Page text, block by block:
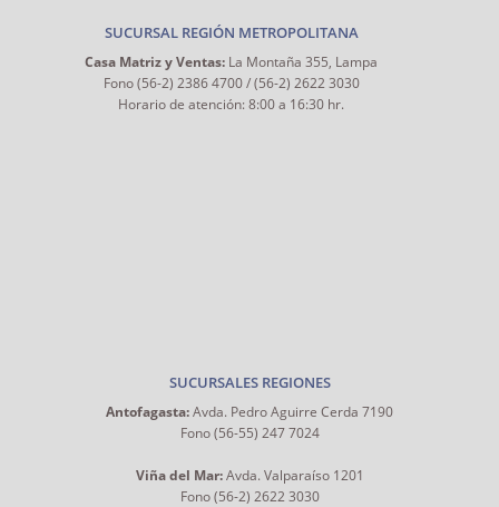
SUCURSAL REGIÓN METROPOLITANA
Casa Matriz y Ventas: La Montaña 355, Lampa
Fono (56-2) 2386 4700 / (56-2) 2622 3030
Horario de atención: 8:00 a 16:30 hr.
SUCURSALES REGIONES
Antofagasta:Avda. Pedro Aguirre Cerda 7190
Fono (56-55) 247 7024
Viña del Mar:Avda. Valparaíso 1201
Fono (56-2) 2622 3030